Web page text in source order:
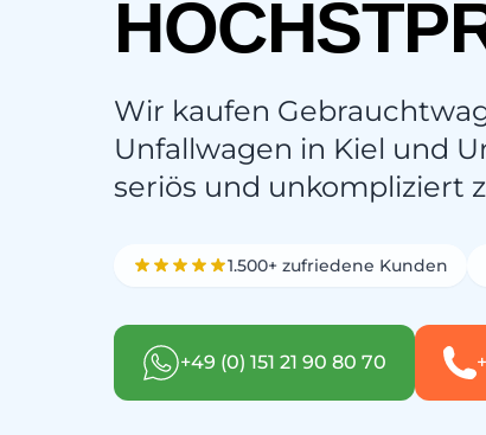
Wir kaufen
Unfallwagen in Kiel und
seriös und unkompliziert
1.500+ zufriedene Kunden
+49 (0) 151 21 90 80 70